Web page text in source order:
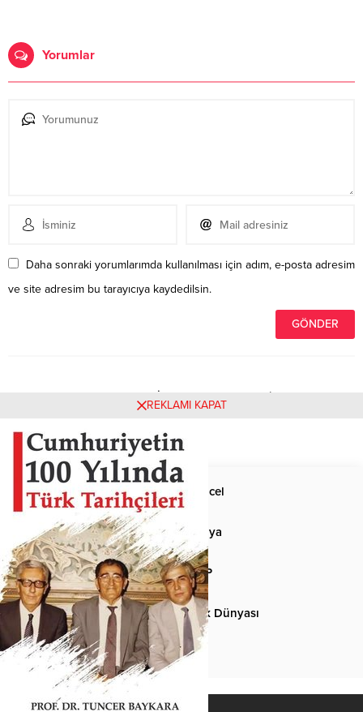
Yorumlar
Daha sonraki yorumlarımda kullanılması için adım, e-posta adresim
ve site adresim bu tarayıcıya kaydedilsin.
Henüz yorum yapılmamış. İlk yorumu yukarıdaki form
aracılığıyla siz yapabilirsiniz.
Anasayfa Güncel
Siyaset Dünya
Spor MHP
Kültür-Sanat Türk Dünyası
Basından
REKLAMI KAPAT